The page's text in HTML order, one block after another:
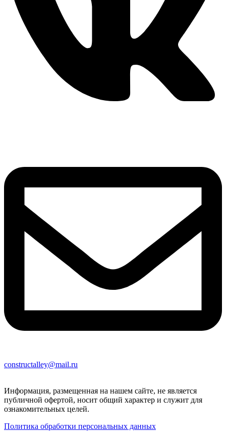
constructalley@mail.ru
Информация, размещенная на нашем сайте, не является
публичной офертой, носит общий характер и служит для
ознакомительных целей.
Политика обработки персональных данных